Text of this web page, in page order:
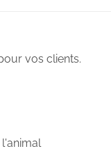
vos clients.